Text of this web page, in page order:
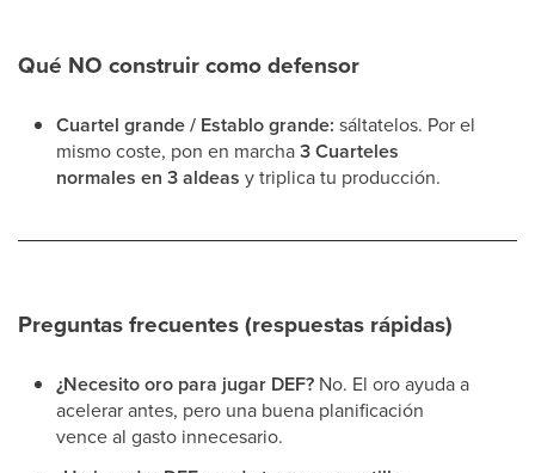
Qué NO construir como defensor
Cuartel grande / Establo grande: sáltatelos. Por el
mismo coste, pon en marcha3 Cuarteles
normales en 3 aldeas y triplica tu producción.
Preguntas frecuentes (respuestas rápidas)
¿Necesito oro para jugar DEF? No. El oro ayuda a
acelerar antes, pero una buena planificación
vence al gasto innecesario.